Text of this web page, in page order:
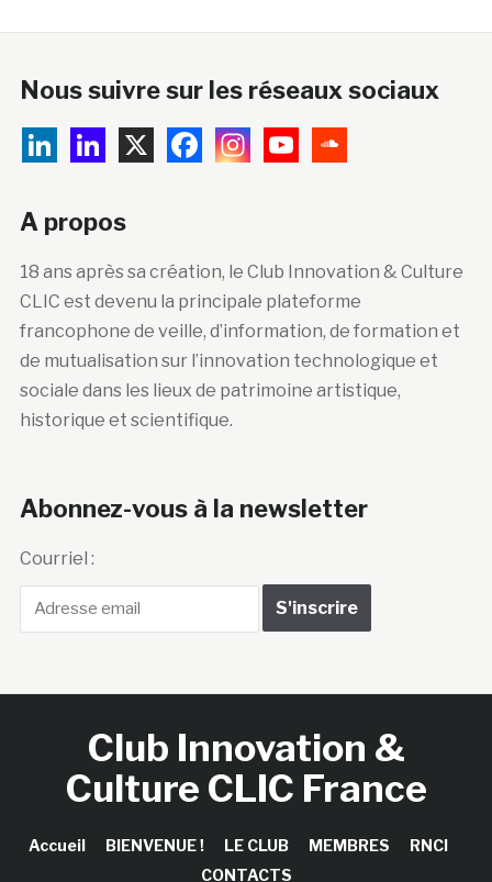
Nous suivre sur les réseaux sociaux
A propos
18 ans après sa création, le Club Innovation & Culture
CLIC est devenu la principale plateforme
francophone de veille, d’information, de formation et
de mutualisation sur l’innovation technologique et
sociale dans les lieux de patrimoine artistique,
historique et scientifique.
Abonnez-vous à la newsletter
Courriel :
Club Innovation &
Culture CLIC France
Accueil BIENVENUE ! LE CLUB MEMBRES
RNCI
CONTACTS